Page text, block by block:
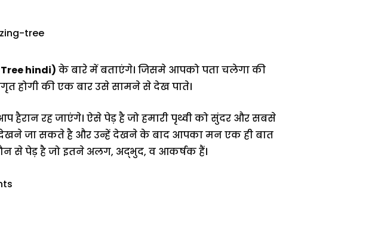
hindi) के बारे में बताएंगे। जिसमे आपको पता चलेगा की
होगी की एक बार उसे सामने से देख पाते।
हैरान रह जाएंगे। ऐसे पेड़ है जो हमारी पृथ्वी को सुंदर और सबसे
जा सकते है और उन्हें देखने के बाद आपका मन एक ही बात
से पेड़ है जो इतने अलग, अद्भुद, व आकर्षक हैं।